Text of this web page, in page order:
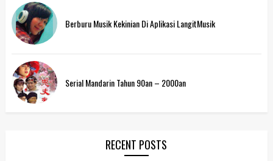
Berburu Musik Kekinian Di Aplikasi LangitMusik
Serial Mandarin Tahun 90an – 2000an
RECENT POSTS